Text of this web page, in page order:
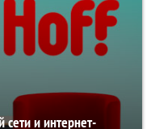
и интернет-